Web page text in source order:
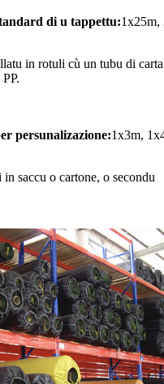
di u tappettu:1x25m,
in rotuli cù un tubu di
persunalizazione:1x3m,
saccu o cartone, o secondu